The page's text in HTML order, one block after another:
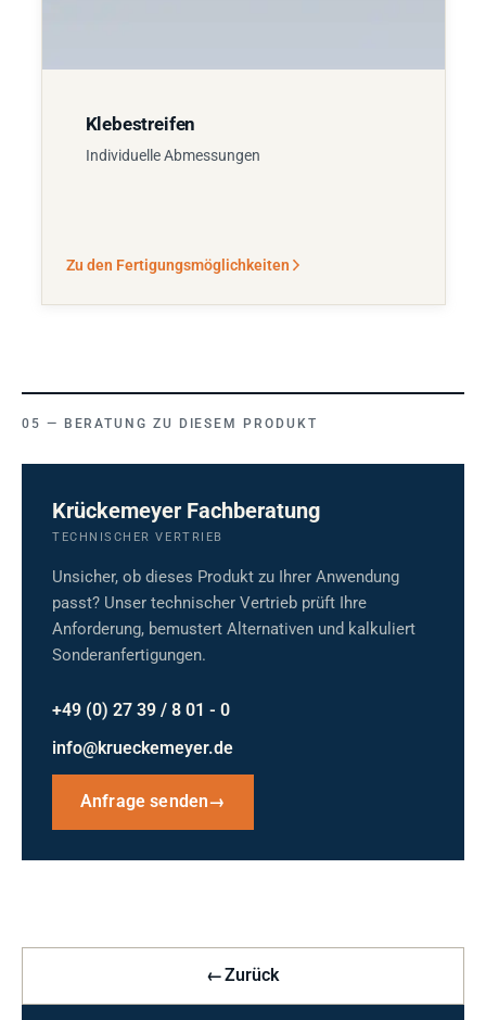
Klebestreifen
Individuelle Abmessungen
Zu den Fertigungsmöglichkeiten
BERATUNG ZU DIESEM PRODUKT
Krückemeyer Fachberatung
TECHNISCHER VERTRIEB
Unsicher, ob dieses Produkt zu Ihrer Anwendung
passt? Unser technischer Vertrieb prüft Ihre
Anforderung, bemustert Alternativen und kalkuliert
Sonderanfertigungen.
+49 (0) 27 39 / 8 01 - 0
info@krueckemeyer.de
Anfrage senden→
←Zurück